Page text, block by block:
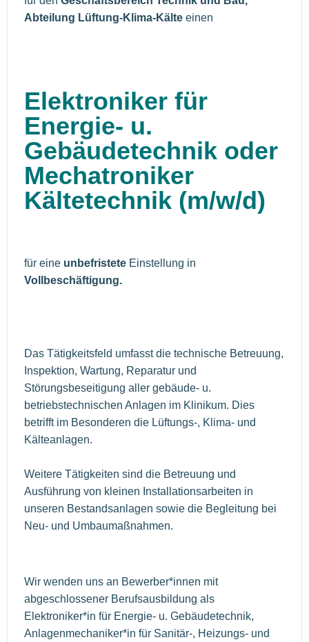
Abteilung Lüftung-Klima-Kälte einen
Elektroniker für
Energie- u.
Gebäudetechnik oder
Mechatroniker
Kältetechnik (m/w/d)
für eine unbefristete Einstellung in
Vollbeschäftigung.
Das Tätigkeitsfeld umfasst die technische Betreuung,
Inspektion, Wartung, Reparatur und
Störungsbeseitigung aller gebäude- u.
betriebstechnischen Anlagen im Klinikum. Dies
betrifft im Besonderen die Lüftungs-, Klima- und
Kälteanlagen.
Weitere Tätigkeiten sind die Betreuung und
Ausführung von kleinen Installationsarbeiten in
unseren Bestandsanlagen sowie die Begleitung bei
Neu- und Umbaumaßnahmen.
Wir wenden uns an Bewerber*innen mit
abgeschlossener Berufsausbildung als
Elektroniker*in für Energie- u. Gebäudetechnik,
Anlagenmechaniker*in für Sanitär-, Heizungs- und